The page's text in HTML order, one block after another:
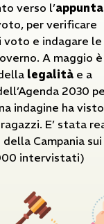
verso l’
per verificare
e indagare le
A maggio
legalitàe a
2030
indagine ha
E’ stata
Campania
intervistati)